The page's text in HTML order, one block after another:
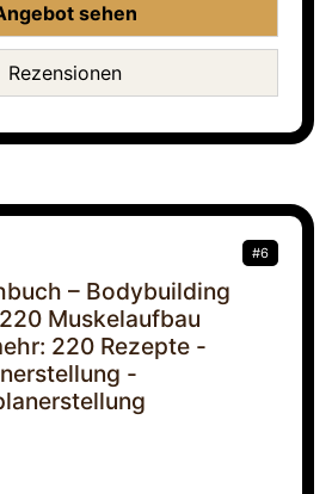
sehen
Rezensionen
#6
– Bodybuilding
Muskelaufbau
220 Rezepte -
-